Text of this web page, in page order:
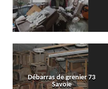
Débarras de grenier 73
Savoie